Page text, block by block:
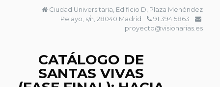
Ciudad Universitaria, Edificio D, Plaza Menéndez
Pelayo, s/n, 28040 Madrid
91 394 5863
proyecto@visionarias.es
CATÁLOGO DE
SANTAS VIVAS